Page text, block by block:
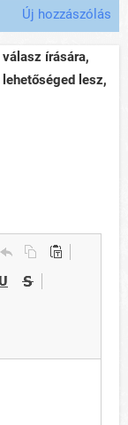
Új hozzászólás
válasz írására,
lesz,